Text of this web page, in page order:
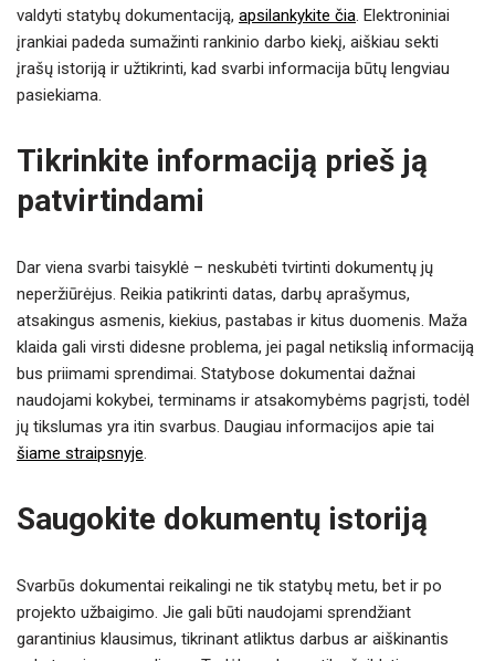
valdyti statybų dokumentaciją, apsilankykite čia. Elektroniniai
įrankiai padeda sumažinti rankinio darbo kiekį, aiškiau sekti
įrašų istoriją ir užtikrinti, kad svarbi informacija būtų lengviau
pasiekiama.
Tikrinkite informaciją prieš ją
patvirtindami
Dar viena svarbi taisyklė – neskubėti tvirtinti dokumentų jų
neperžiūrėjus. Reikia patikrinti datas, darbų aprašymus,
atsakingus asmenis, kiekius, pastabas ir kitus duomenis. Maža
klaida gali virsti didesne problema, jei pagal netikslią informaciją
bus priimami sprendimai. Statybose dokumentai dažnai
naudojami kokybei, terminams ir atsakomybėms pagrįsti, todėl
jų tikslumas yra itin svarbus. Daugiau informacijos apie tai
šiame straipsnyje.
Saugokite dokumentų istoriją
Svarbūs dokumentai reikalingi ne tik statybų metu, bet ir po
projekto užbaigimo. Jie gali būti naudojami sprendžiant
garantinius klausimus, tikrinant atliktus darbus ar aiškinantis